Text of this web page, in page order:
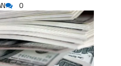
Park
шахмат
чоң
0